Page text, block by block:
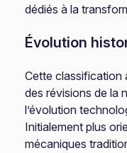
dédiés à la
Évolution
Cette classification
des révisions de la
l’évolution
Initialement plus
mécaniques